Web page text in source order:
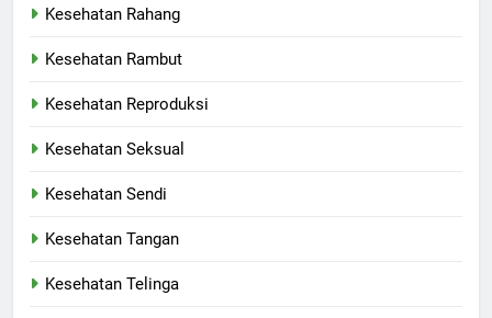
Kesehatan Rahang
Kesehatan Rambut
Kesehatan Reproduksi
Kesehatan Seksual
Kesehatan Sendi
Kesehatan Tangan
Kesehatan Telinga